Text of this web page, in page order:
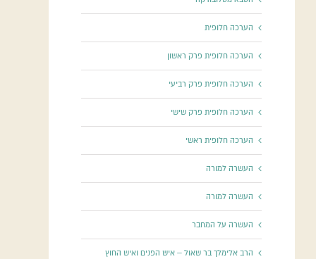
הערכה חלופית
הערכה חלופית פרק ראשון
הערכה חלופית פרק רביעי
הערכה חלופית פרק שישי
הערכה חלופית ראשי
העשרה למורה
העשרה למורה
העשרה על המחבר
הרב אלימלך בר שאול – איש הפנים ואיש החוץ